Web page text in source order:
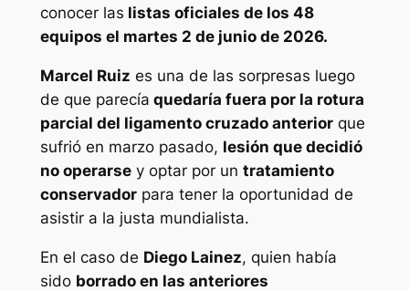
conocer las listas oficiales de los 48
equipos el martes 2 de junio de 2026.
Marcel Ruiz es una de las sorpresas luego
de que parecía quedaría fuera por la rotura
parcial del ligamento cruzado anteriorque
sufrió en marzo pasado, lesión que decidió
no operarsey optar por un tratamiento
conservadorpara tener la oportunidad de
asistir a la justa mundialista.
En el caso de Diego Lainez, quien había
sido borrado en las anteriores